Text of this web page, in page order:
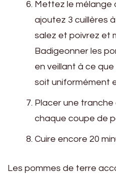
Mettez le mélange
ajoutez 3 cuillères à
salez et poivrez et
Badigeonner les
en veillant à ce
soit uniformément
Placer une
chaque coupe de
Cuire encore 20
Les pommes de terre